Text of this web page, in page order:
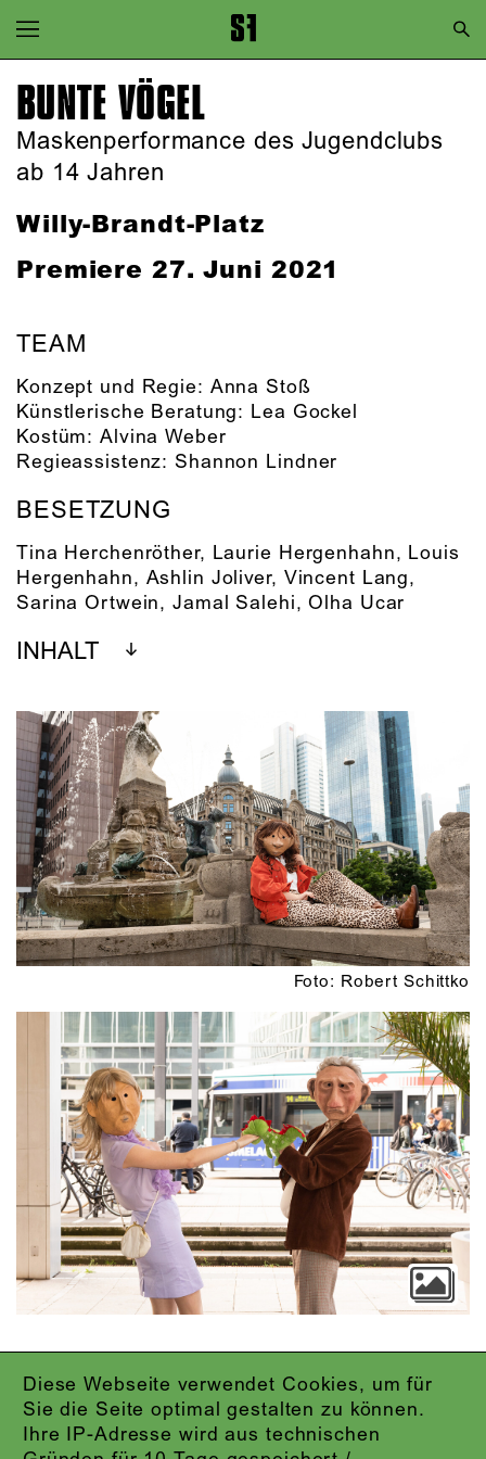
Zur Hauptnavigation springen
Zum Hauptinhalt springen
Zum Footer springen
Diese Webseite verwendet Cookies, um für
Sie die Seite optimal gestalten zu können.
Ihre IP-Adresse wird aus technischen
BUNTE VÖGEL
Maskenperformance des Jugendclubs
ab 14 Jahren
Willy-Brandt-Platz
Premiere 27. Juni 2021
TEAM
Konzept und Regie: Anna Stoß
Künstlerische Beratung: Lea Gockel
Kostüm:Alvina Weber
Regieassistenz: Shannon Lindner
BESETZUNG
Tina Herchenröther, Laurie Hergenhahn, Louis
Hergenhahn, Ashlin Joliver, Vincent Lang,
Sarina Ortwein, Jamal Salehi, Olha Ucar
INHALT
Foto: Robert Schittko
IMPRESSUM
DATENSCHUTZ
AGB